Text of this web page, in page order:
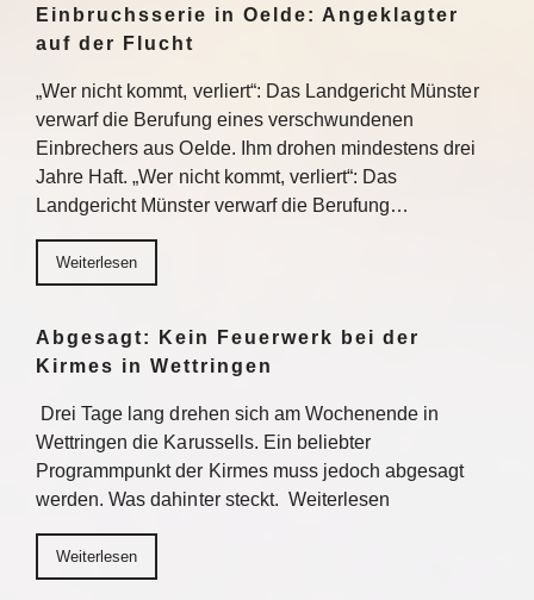
Einbruchsserie in Oelde: Angeklagter
auf der Flucht
„Wer nicht kommt, verliert“: Das Landgericht Münster
verwarf die Berufung eines verschwundenen
Einbrechers aus Oelde. Ihm drohen mindestens drei
Jahre Haft. „Wer nicht kommt, verliert“: Das
Landgericht Münster verwarf die Berufung…
Weiterlesen
Abgesagt: Kein Feuerwerk bei der
Kirmes in Wettringen
Drei Tage lang drehen sich am Wochenende in
Wettringen die Karussells. Ein beliebter
Programmpunkt der Kirmes muss jedoch abgesagt
werden. Was dahinter steckt. Weiterlesen
Weiterlesen